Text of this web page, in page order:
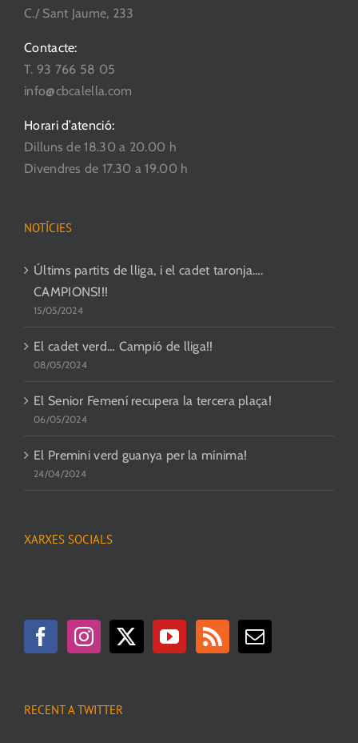
C./ Sant Jaume, 233
Contacte:
T. 93 766 58 05
info@cbcalella.com
Horari d’atenció:
Dilluns de 18.30 a 20.00 h
Divendres de 17.30 a 19.00 h
NOTÍCIES
Últims partits de lliga, i el cadet taronja….
CAMPIONS!!!
15/05/2024
El cadet verd… Campió de lliga!!
08/05/2024
El Senior Femení recupera la tercera plaça!
06/05/2024
El Premini verd guanya per la mínima!
24/04/2024
XARXES SOCIALS
RECENT A TWITTER